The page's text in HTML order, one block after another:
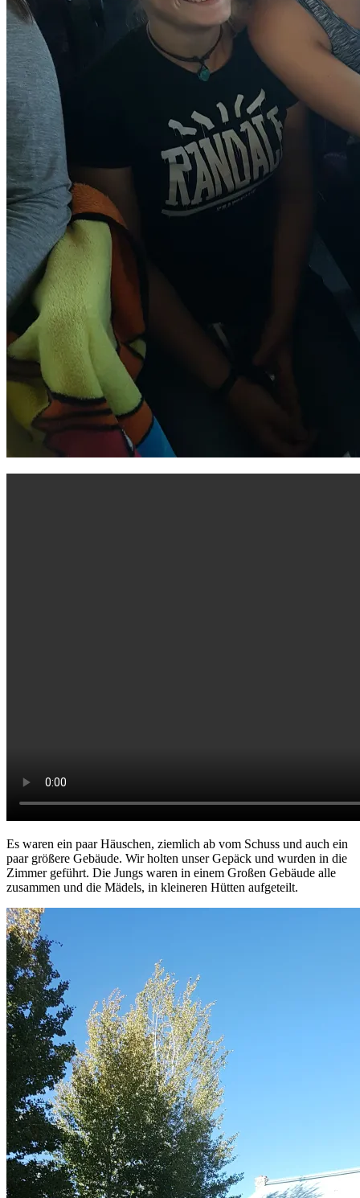
Es waren ein paar Häuschen, ziemlich ab vom Schuss und auch ein
paar größere Gebäude. Wir holten unser Gepäck und wurden in die
Zimmer geführt. Die Jungs waren in einem Großen Gebäude alle
zusammen und die Mädels, in kleineren Hütten aufgeteilt.